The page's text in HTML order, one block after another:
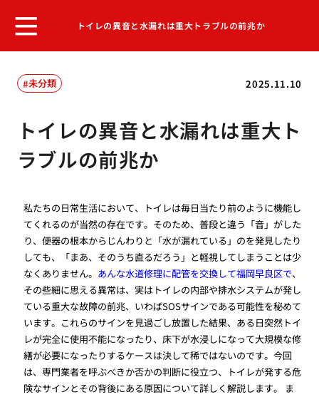
トイレの異音と水漏れは重大トラブルの前兆か
2025.11.10
未分類
トイレの異音と水漏れは重大ト
ラブルの前兆か
私たちの日常生活において、トイレは毎日当たり前のように機能し
てくれるのが当然の存在です。そのため、普段と違う「音」がした
り、便器の根本からじんわりと「水が漏れている」のを発見したり
しても、「まあ、そのうち直るだろう」と軽視してしまうことは少
なくありません。 あんな水道修理に配管を交換して福岡早良区で、
その些細に思える異常は、実はトイレの内部や排水システムが発し
ている重大な故障の前兆、いわばSOSサインである可能性を秘めて
います。これらのサインを見過ごし放置した結果、ある日突然トイ
レが完全に使用不能になったり、床下が水浸しになって大規模な修
繕が必要になったりするケースは決して稀ではないのです。今回
は、専門業者を呼ぶべきか否かの判断に役立つ、トイレが発する危
険なサインとその背後にある原因について詳しく解説します。 ま